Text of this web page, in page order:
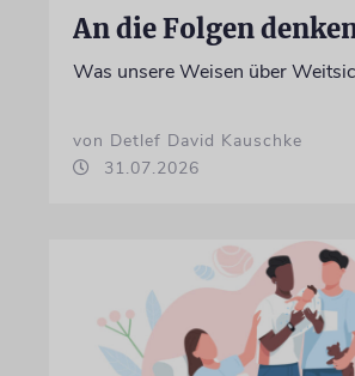
An die Folgen
Was unsere Weisen über
von Detlef David Kauschke
31.07.2026